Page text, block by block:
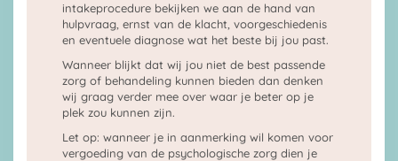
intakeprocedure bekijken we aan de hand van
hulpvraag, ernst van de klacht, voorgeschiedenis
en eventuele diagnose wat het beste bij jou past.
Wanneer blijkt dat wij jou niet de best passende
zorg of behandeling kunnen bieden dan denken
wij graag verder mee over waar je beter op je
plek zou kunnen zijn.
Let op: wanneer je in aanmerking wil komen voor
vergoeding van de psychologische zorg dien je